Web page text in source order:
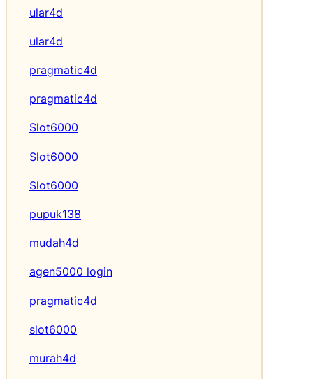
ular4d
ular4d
pragmatic4d
pragmatic4d
Slot6000
Slot6000
Slot6000
pupuk138
mudah4d
agen5000 login
pragmatic4d
slot6000
murah4d